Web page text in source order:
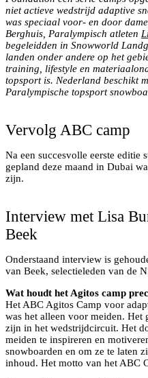
niet actieve wedstrijd adaptive
was speciaal voor- en door
Berghuis, Paralympisch atleten
begeleidden in Snowworld
landen onder andere op het
training, lifestyle en
topsport is. Nederland beschikt
Paralympische topsport
Coaches en rijders werken
Vervolg ABC camp
Na een succesvolle eerste editie
gepland deze maand in Dubai
zijn.
Interview met Lisa
Beek
Onderstaand interview is
van Beek, selectieleden van de
Wat houdt het Agitos camp
Het ABC Agitos Camp voor
was het alleen voor meiden.
zijn in het wedstrijdcircuit. Het
meiden te inspireren en
snowboarden en om ze te laten
inhoud. Het motto van het ABC